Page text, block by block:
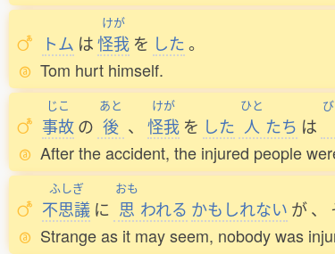
トム は
けが
怪我 を した。
Tom hurt himself.
じこ
事故の
あと
後 、
けが
怪我 を した
ひと
人 たち は
After the accident, the injured people
ふしぎ
不思議 に
おも
思 われる かもしれない が、
Strange as it may seem, nobody was